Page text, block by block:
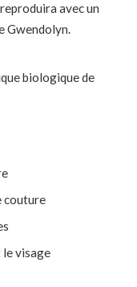
avec un
Gwendolyn.
biologique de
couture
le visage